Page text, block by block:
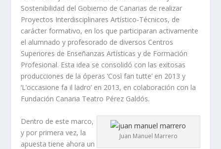
Sostenibilidad del Gobierno de Canarias de realizar
Proyectos Interdisciplinares Artístico-Técnicos, de
carácter formativo, en los que participaran activamente
el alumnado y profesorado de diversos Centros
Superiores de Enseñanzas Artísticas y de Formación
Profesional. Esta idea se consolidó con las exitosas
producciones de la óperas ‘Così fan tutte’ en 2013 y
‘L’occasione fa il ladro’ en 2013, en colaboración con la
Fundación Canaria Teatro Pérez Galdós.
Juan Manuel Marrero
Dentro de este marco,
y por primera vez, la
apuesta tiene ahora un